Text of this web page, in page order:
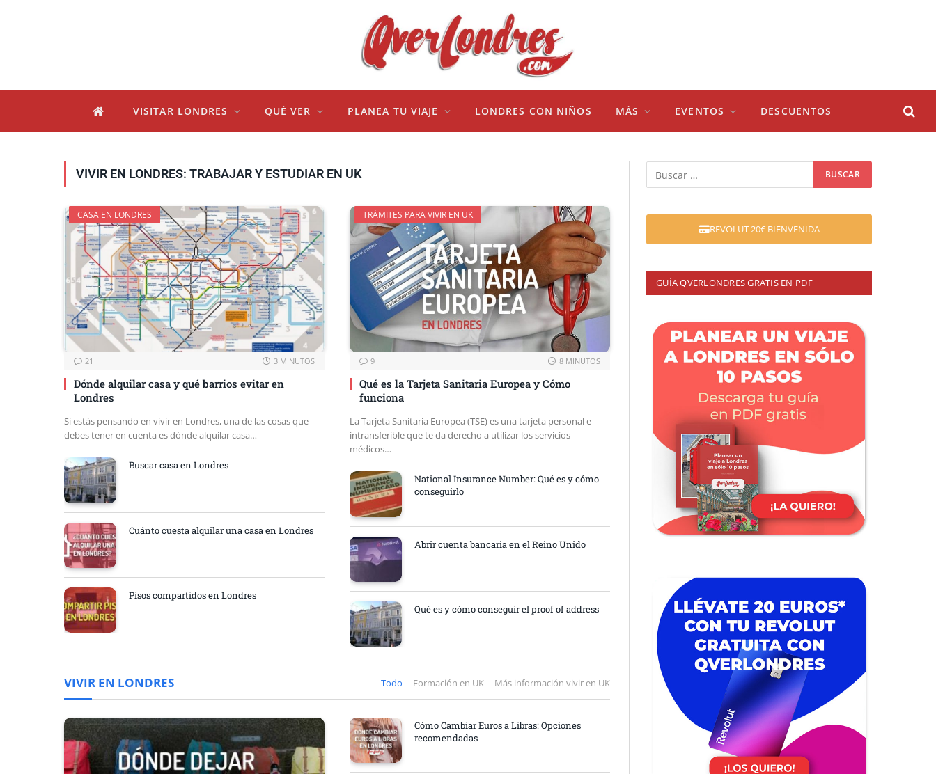
VISITAR LONDRES QUÉ VER PLANEA TU VIAJE LONDRES CON NIÑOS MÁS EVENTOS DESCUENTOS
VIVIR EN LONDRES: TRABAJAR Y ESTUDIAR EN UK
CASA EN LONDRES
21 3 MINUTOS
Dónde alquilar casa y qué barrios evitar en
Londres
Si estás pensando en vivir en Londres, una de las cosas que
debes tener en cuenta es dónde alquilar casa…
Buscar casa en Londres
Cuánto cuesta alquilar una casa en Londres
Pisos compartidos en Londres
TRÁMITES PARA VIVIR EN UK
9 8 MINUTOS
Qué es la Tarjeta Sanitaria Europea y Cómo
funciona
La Tarjeta Sanitaria Europea (TSE) es una tarjeta personal e
intransferible que te da derecho a utilizar los servicios
médicos…
National Insurance Number: Qué es y cómo
conseguirlo
Abrir cuenta bancaria en el Reino Unido
Qué es y cómo conseguir el proof of address
VIVIR EN LONDRES Todo Formación en UK Más información vivir en UK
Cómo Cambiar Euros a Libras: Opciones
recomendadas
REVOLUT 20€ BIENVENIDA
GUÍA QVERLONDRES GRATIS EN PDF